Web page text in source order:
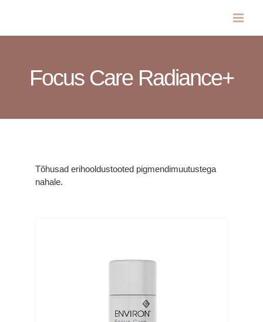
Focus Care Radiance+
Tõhusad erihooldustooted pigmendimuutustega
nahale.